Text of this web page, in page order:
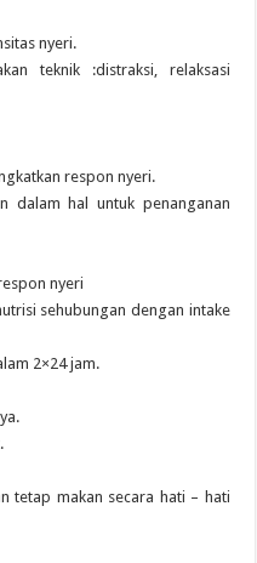
nyeri.
teknik :distraksi, relaksasi
respon nyeri.
dalam hal untuk penanganan
nyeri
sehubungan dengan intake
2×24 jam.
tetap makan secara hati – hati